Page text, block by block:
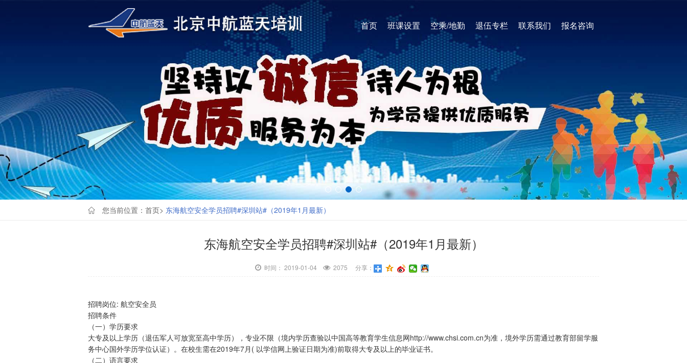
首页 班课设置 空乘/地勤 退伍专栏 联系我们 报名咨询
您当前位置： 首页> 东海航空安全学员招聘#深圳站#（2019年1月最新）
东海航空安全学员招聘#深圳站#（2019年1月最新）
时间： 2019-01-04 2075 分享：
招聘岗位: 航空安全员
招聘条件
（一）学历要求
大专及以上学历（退伍军人可放宽至高中学历），专业不限（境内学历查验以中国高等教育学生信息网http://www.chsi.com.cn为准，境外学历需通过教育部留学服
务中心国外学历学位认证）。在校生需在2019年7月( 以学信网上验证日期为准)前取得大专及以上的毕业证书。
（二）语言要求